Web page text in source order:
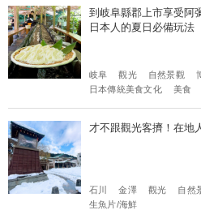
到岐阜縣郡上市享受阿
日本人的夏日必備玩法
岐阜 觀光 自然景觀
日本傳統美食文化
美食
才不跟觀光客擠！在地
石川 金澤 觀光 自然
生魚片/海鮮